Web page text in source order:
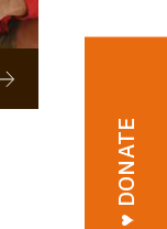
♥︎ DONATE